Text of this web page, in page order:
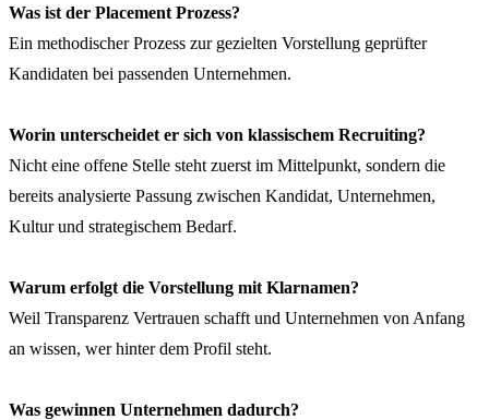
Was ist der Placement Prozess?
Ein methodischer Prozess zur gezielten Vorstellung geprüfter
Kandidaten bei passenden Unternehmen.
Worin unterscheidet er sich von klassischem Recruiting?
Nicht eine offene Stelle steht zuerst im Mittelpunkt, sondern die
bereits analysierte Passung zwischen Kandidat, Unternehmen,
Kultur und strategischem Bedarf.
Warum erfolgt die Vorstellung mit Klarnamen?
Weil Transparenz Vertrauen schafft und Unternehmen von Anfang
an wissen, wer hinter dem Profil steht.
Was gewinnen Unternehmen dadurch?